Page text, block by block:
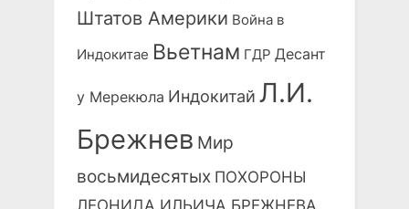
Штатов Америки Война в
Индокитае Вьетнам ГДР Десант
у Мерекюла Индокитай Л.И.
Брежнев Мир
восьмидесятых ПОХОРОНЫ